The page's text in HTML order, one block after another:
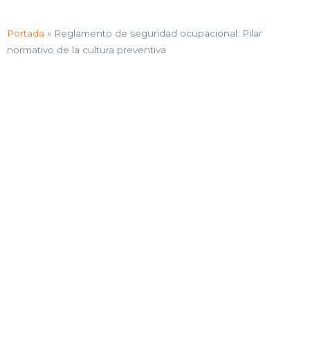
Portada » Reglamento de seguridad ocupacional: Pilar
normativo de la cultura preventiva